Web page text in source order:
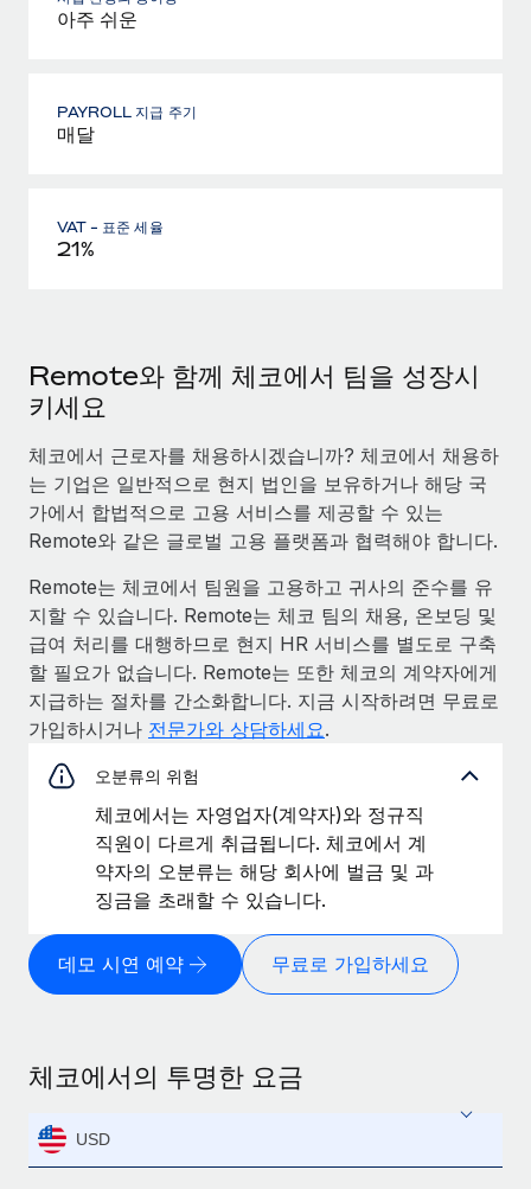
아주 쉬운
PAYROLL 지급 주기
매달
VAT - 표준 세율
21%
Remote와 함께 체코에서 팀을 성장시
키세요
체코에서 근로자를 채용하시겠습니까? 체코에서 채용하
는 기업은 일반적으로 현지 법인을 보유하거나 해당 국
가에서 합법적으로 고용 서비스를 제공할 수 있는
Remote와 같은 글로벌 고용 플랫폼과 협력해야 합니다.
Remote는 체코에서 팀원을 고용하고 귀사의 준수를 유
지할 수 있습니다. Remote는 체코 팀의 채용, 온보딩 및
급여 처리를 대행하므로 현지 HR 서비스를 별도로 구축
할 필요가 없습니다. Remote는 또한 체코의 계약자에게
지급하는 절차를 간소화합니다. 지금 시작하려면 무료로
가입하시거나 전문가와 상담하세요.
오분류의 위험
체코에서는 자영업자(계약자)와 정규직
직원이 다르게 취급됩니다. 체코에서 계
약자의 오분류는 해당 회사에 벌금 및 과
징금을 초래할 수 있습니다.
데모 시연 예약 무료로 가입하세요
체코에서의 투명한 요금
USD